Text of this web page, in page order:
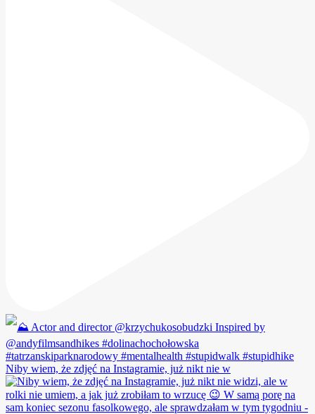
Niby wiem, że zdjęć na Instagramie, już nikt nie w